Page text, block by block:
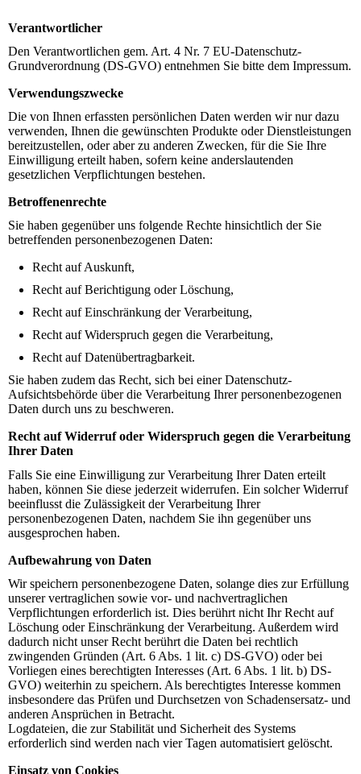
Verantwortlicher
Den Verantwortlichen gem. Art. 4 Nr. 7 EU-Datenschutz-
Grundverordnung (DS-GVO) entnehmen Sie bitte dem Impressum.
Verwendungszwecke
Die von Ihnen erfassten persönlichen Daten werden wir nur dazu
verwenden, Ihnen die gewünschten Produkte oder Dienstleistungen
bereitzustellen, oder aber zu anderen Zwecken, für die Sie Ihre
Einwilligung erteilt haben, sofern keine anderslautenden
gesetzlichen Verpflichtungen bestehen.
Betroffenenrechte
Sie haben gegenüber uns folgende Rechte hinsichtlich der Sie
betreffenden personenbezogenen Daten:
Recht auf Auskunft,
Recht auf Berichtigung oder Löschung,
Recht auf Einschränkung der Verarbeitung,
Recht auf Widerspruch gegen die Verarbeitung,
Recht auf Datenübertragbarkeit.
Sie haben zudem das Recht, sich bei einer Datenschutz-
Aufsichtsbehörde über die Verarbeitung Ihrer personenbezogenen
Daten durch uns zu beschweren.
Recht auf Widerruf oder Widerspruch gegen die Verarbeitung
Ihrer Daten
Falls Sie eine Einwilligung zur Verarbeitung Ihrer Daten erteilt
haben, können Sie diese jederzeit widerrufen. Ein solcher Widerruf
beeinflusst die Zulässigkeit der Verarbeitung Ihrer
personenbezogenen Daten, nachdem Sie ihn gegenüber uns
ausgesprochen haben.
Aufbewahrung von Daten
Wir speichern personenbezogene Daten, solange dies zur Erfüllung
unserer vertraglichen sowie vor- und nachvertraglichen
Verpflichtungen erforderlich ist. Dies berührt nicht Ihr Recht auf
Löschung oder Einschränkung der Verarbeitung. Außerdem wird
dadurch nicht unser Recht berührt die Daten bei rechtlich
zwingenden Gründen (Art. 6 Abs. 1 lit. c) DS-GVO) oder bei
Vorliegen eines berechtigten Interesses (Art. 6 Abs. 1 lit. b) DS-
GVO) weiterhin zu speichern. Als berechtigtes Interesse kommen
insbesondere das Prüfen und Durchsetzen von Schadensersatz- und
anderen Ansprüchen in Betracht.
Logdateien, die zur Stabilität und Sicherheit des Systems
erforderlich sind werden nach vier Tagen automatisiert gelöscht.
Einsatz von Cookies